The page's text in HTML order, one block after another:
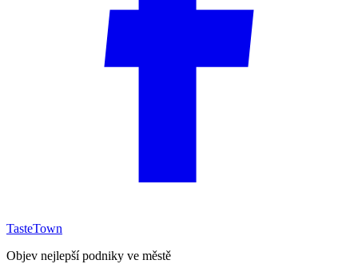
TasteTown
Objev nejlepší podniky ve městě